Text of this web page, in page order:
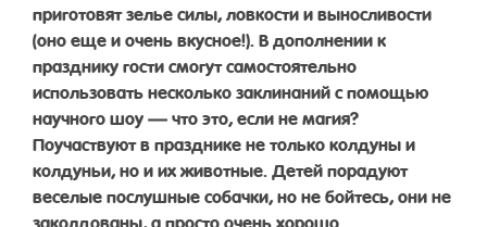
приготовят зелье силы, ловкости и выносливости
(оно еще и очень вкусное!). В дополнении к
празднику гости смогут самостоятельно
использовать несколько заклинаний с помощью
научного шоу — что это, если не магия?
Поучаствуют в празднике не только колдуны и
колдуньи, но и их животные. Детей порадуют
веселые послушные собачки, но не бойтесь, они не